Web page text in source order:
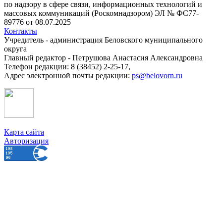
по надзору в сфере связи, информационных технологий и
массовых коммуникаций (Роскомнадзором) ЭЛ № ФС77-
89776 от 08.07.2025
Контакты
Учредитель - администрация Беловского муниципального
округа
Главный редактор - Петрушова Анастасия Александровна
Телефон редакции: 8 (38452) 2-25-17,
Адрес электронной почты редакции: ps@belovorn.ru
Карта сайта
Авторизация